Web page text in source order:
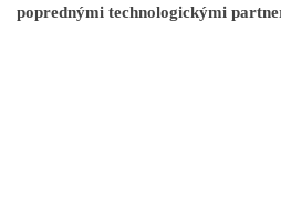
poprednými technologickými